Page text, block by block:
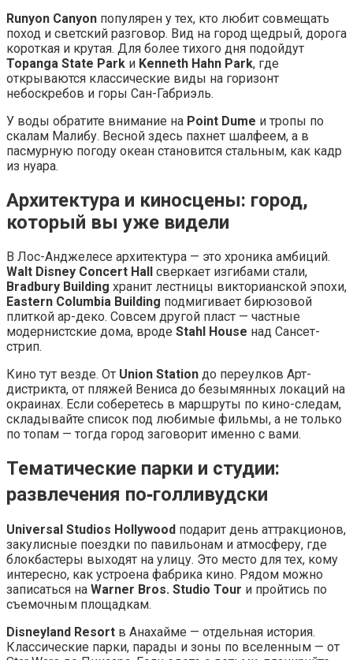
Runyon Canyon популярен у тех, кто любит совмещать
поход и светский разговор. Вид на город щедрый, дорога
короткая и крутая. Для более тихого дня подойдут
Topanga State Park и Kenneth Hahn Park, где
открываются классические виды на горизонт
небоскребов и горы Сан-Габриэль.
У воды обратите внимание на Point Dume и тропы по
скалам Малибу. Весной здесь пахнет шалфеем, а в
пасмурную погоду океан становится стальным, как кадр
из нуара.
Архитектура и киносцены: город,
который вы уже видели
В Лос-Анджелесе архитектура — это хроника амбиций.
Walt Disney Concert Hall
сверкает изгибами стали,
Bradbury Building хранит лестницы викторианской эпохи,
Eastern Columbia Building подмигивает бирюзовой
плиткой ар-деко. Совсем другой пласт — частные
модернистские дома, вроде Stahl House над Сансет-
стрип.
Кино тут везде. От Union Station до переулков Арт-
дистрикта, от пляжей Вениса до безымянных локаций на
окраинах. Если соберетесь в маршруты по кино-следам,
складывайте список под любимые фильмы, а не только
по топам — тогда город заговорит именно с вами.
Тематические парки и студии:
развлечения по‑голливудски
Universal Studios Hollywood подарит день аттракционов,
закулисные поездки по павильонам и атмосферу, где
блокбастеры выходят на улицу. Это место для тех, кому
интересно, как устроена фабрика кино. Рядом можно
записаться на Warner Bros. Studio Tour и пройтись по
съемочным площадкам.
Disneyland Resort в Анахайме — отдельная история.
Классические парки, парады и зоны по вселенным — от